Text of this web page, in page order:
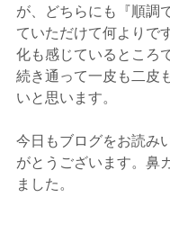
が、どちらにも『順調
ていただけて何よりで
化も感じているところ
続き通って一皮も二皮
いと思います。
今日もブログをお読み
がとうございます。鼻
ました。